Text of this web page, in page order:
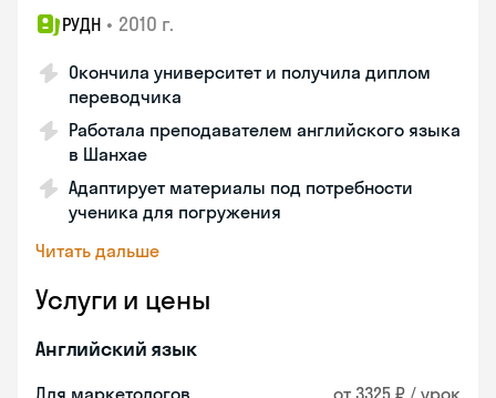
РУДН • 2010 г.
Окончила университет и получила диплом
переводчика
Работала преподавателем английского языка
в Шанхае
Адаптирует материалы под потребности
ученика для погружения
Читать дальше
Услуги и цены
Английский язык
Для маркетологов от 3325 ₽ / урок